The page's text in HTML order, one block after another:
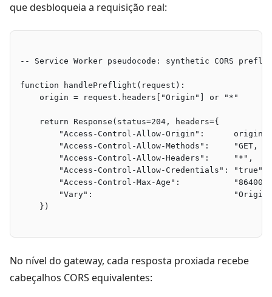
que desbloqueia a requisição real:
-- Service Worker pseudocode: synthetic CORS
function handlePreflight(request):
    origin = request.headers["Origin"] or "*"
    return Response(status=204, headers={
        "Access-Control-Allow-Origin":      origin,
"Access-Control-Allow-Methods":     "GET,
        "Access-Control-Allow-Headers":     "*",
        "Access-Control-Allow-Credentials": "true",
        "Access-Control-Max-Age":           "86400",
"Vary":
    })
No nível do gateway, cada resposta proxiada recebe
cabeçalhos CORS equivalentes: